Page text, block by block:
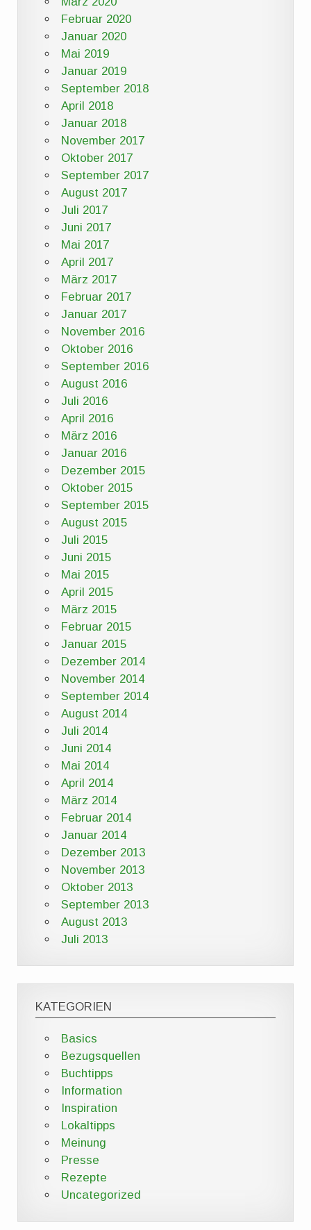
Februar 2020
Januar 2020
Mai 2019
Januar 2019
September 2018
April 2018
Januar 2018
November 2017
Oktober 2017
September 2017
August 2017
Juli 2017
Juni 2017
Mai 2017
April 2017
März 2017
Februar 2017
Januar 2017
November 2016
Oktober 2016
September 2016
August 2016
Juli 2016
April 2016
März 2016
Januar 2016
Dezember 2015
Oktober 2015
September 2015
August 2015
Juli 2015
Juni 2015
Mai 2015
April 2015
März 2015
Februar 2015
Januar 2015
Dezember 2014
November 2014
September 2014
August 2014
Juli 2014
Juni 2014
Mai 2014
April 2014
März 2014
Februar 2014
Januar 2014
Dezember 2013
November 2013
Oktober 2013
September 2013
August 2013
Juli 2013
KATEGORIEN
Basics
Bezugsquellen
Buchtipps
Information
Inspiration
Lokaltipps
Meinung
Presse
Rezepte
Uncategorized